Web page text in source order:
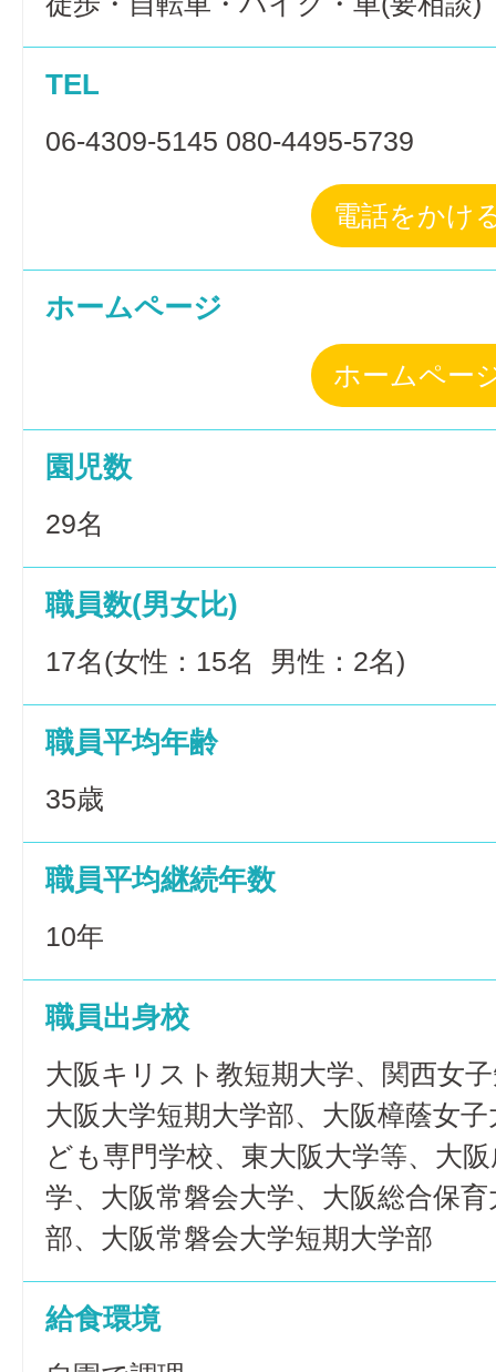
TEL
06-4309-5145 080-4495-5739
電話をかけ
ホームページ
ホームペー
園児数
29名
職員数(男女比)
17名(女性：15名 男性：2名)
職員平均年齢
35歳
職員平均継続年数
10年
職員出身校
大阪キリスト教短期大学、関西女
大阪大学短期大学部、大阪樟蔭女
ども専門学校、東大阪大学等、大
学、大阪常磐会大学、大阪総合保
部、大阪常磐会大学短期大学部
給食環境